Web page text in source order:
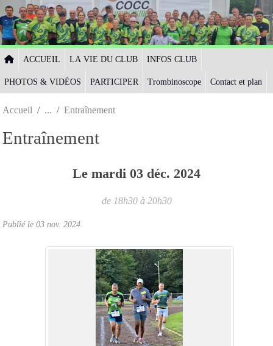
ACCUEIL LA VIE DU CLUB INFOS CLUB
PHOTOS & VIDÉOS PARTICIPER Trombinoscope Contact et plan
Accueil Entraînement
Entraînement
Le mardi 03 déc. 2024
de 18h30 à 20h30
Publié le 03 nov. 2024
Panneau de gestion des cookies